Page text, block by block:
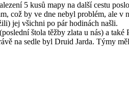
5 kusů mapy na další cestu
což by ve dne nebyl problém, ale v
jej všichni po pár hodinách našli.
štola těžby zlata u nás) a
na sedle byl Druid Jarda. Týmy